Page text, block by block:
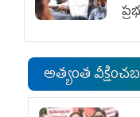
అత్యంత